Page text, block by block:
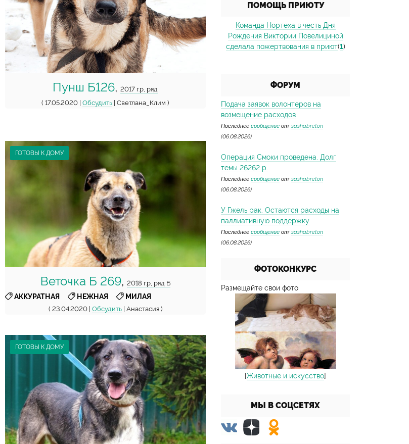
Пунш Б126,2017 г.р, ряд
( 17.05.2020 |Обсудить | Светлана_Клим )
ГОТОВЫ К ДОМУ
Веточка Б 269, 2018 г.р, ряд Б
АККУРАТНАЯ, НЕЖНАЯ,
МИЛАЯ
( 23.04.2020 | Обсудить| Анастасия )
ГОТОВЫ К ДОМУ
ПОМОЩЬ ПРИЮТУ
Команда Нортеха в честь Дня
Рождения Виктории Повелициной
сделала пожертвования в приют(1)
ФОРУМ
Подача заявок волонтеров на
возмещение расходов
Последнее сообщение от: sashabreton
(06.08.2026)
Операция Смоки проведена. Долг
темы 26262 р.
Последнее сообщение от: sashabreton
(06.08.2026)
У Гжель рак. Остаются расходы на
паллиативную поддержку
Последнее сообщение от: sashabreton
(06.08.2026)
ФОТОКОНКУРС
Размещайте свои фото
[Животные и искусство]
МЫ В СОЦСЕТЯХ